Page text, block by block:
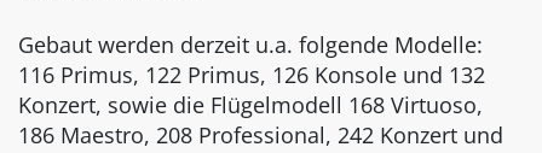
Gebaut werden derzeit u.a. folgende Modelle:
116 Primus, 122 Primus, 126 Konsole und 132
Konzert, sowie die Flügelmodell 168 Virtuoso,
186 Maestro, 208 Professional, 242 Konzert und